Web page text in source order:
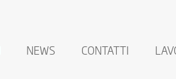
NEWS CONTATTI